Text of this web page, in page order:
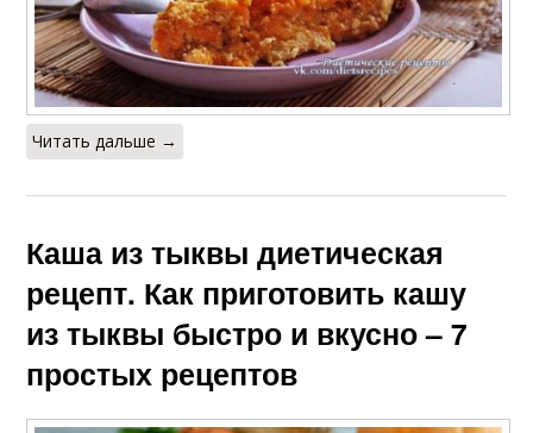
Читать дальше →
Каша из тыквы диетическая
рецепт. Как приготовить кашу
из тыквы быстро и вкусно – 7
простых рецептов